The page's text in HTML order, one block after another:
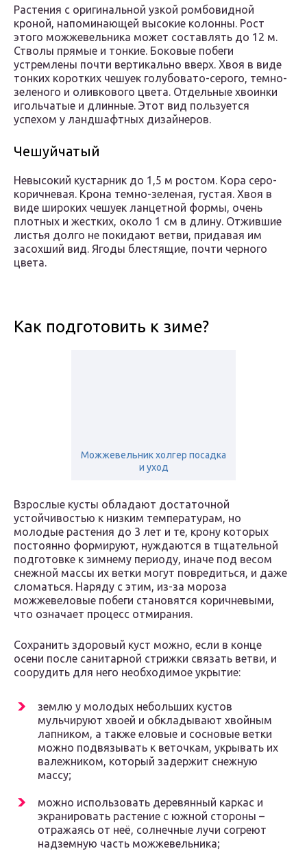
Растения с оригинальной узкой ромбовидной
кроной, напоминающей высокие колонны. Рост
этого можжевельника может составлять до 12 м.
Стволы прямые и тонкие. Боковые побеги
устремлены почти вертикально вверх. Хвоя в виде
тонких коротких чешуек голубовато-серого, темно-
зеленого и оливкового цвета. Отдельные хвоинки
игольчатые и длинные. Этот вид пользуется
успехом у ландшафтных дизайнеров.
Чешуйчатый
Невысокий кустарник до 1,5 м ростом. Кора серо-
коричневая. Крона темно-зеленая, густая. Хвоя в
виде широких чешуек ланцетной формы, очень
плотных и жестких, около 1 см в длину. Отжившие
листья долго не покидают ветви, придавая им
засохший вид. Ягоды блестящие, почти черного
цвета.
Как подготовить к зиме?
Можжевельник холгер посадка
и уход
Взрослые кусты обладают достаточной
устойчивостью к низким температурам, но
молодые растения до 3 лет и те, крону которых
постоянно формируют, нуждаются в тщательной
подготовке к зимнему периоду, иначе под весом
снежной массы их ветки могут повредиться, и даже
сломаться. Наряду с этим, из-за мороза
можжевеловые побеги становятся коричневыми,
что означает процесс отмирания.
Сохранить здоровый куст можно, если в конце
осени после санитарной стрижки связать ветви, и
соорудить для него необходимое укрытие:
землю у молодых небольших кустов
мульчируют хвоей и обкладывают хвойным
лапником, а также еловые и сосновые ветки
можно подвязывать к веточкам, укрывать их
валежником, который задержит снежную
массу;
можно использовать деревянный каркас и
экранировать растение с южной стороны –
отражаясь от неё, солнечные лучи согреют
надземную часть можжевельника;